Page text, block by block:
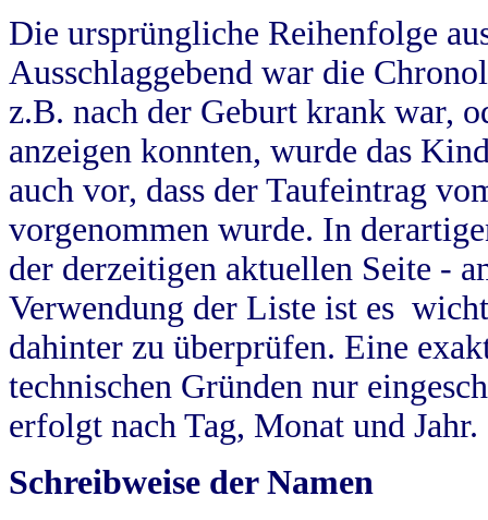
Die ursprüngliche Reihenfolge
Ausschlaggebend war die
z.B. nach der Geburt krank war,
anzeigen konnten, wurde das
auch vor, dass der Taufeintrag
vorgenommen wurde. In
der derzeitigen aktuellen Seite -
Verwendung der Liste ist es
dahinter zu überprüfen. Eine
technischen Gründen nur
erfolgt nach Tag, Monat und Jahr.
Schreibweise der Namen